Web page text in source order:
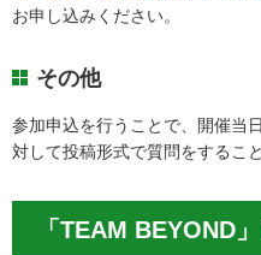
お申し込みください。
その他
参加申込を行うことで、開催当
対して投稿形式で質問をするこ
「TEAM BEYOND